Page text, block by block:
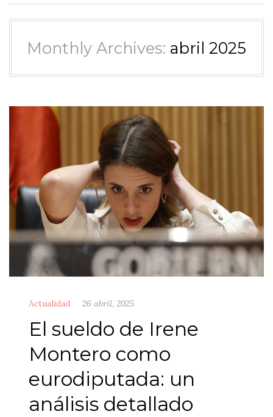
Monthly Archives: abril 2025
Actualidad 26 abril, 2025
El sueldo de Irene
Montero como
eurodiputada: un
análisis detallado